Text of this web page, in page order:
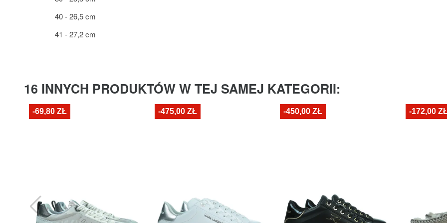
40 - 26,5 cm
41 - 27,2 cm
16 INNYCH PRODUKTÓW W TEJ SAMEJ KATEGORII:
-69,80 ZŁ -475,00 ZŁ -450,00 ZŁ -172,00